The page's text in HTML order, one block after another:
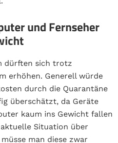
und Fernseher
dürften sich trotz
erhöhen. Generell würde
durch die Quarantäne
überschätzt, da Geräte
kaum ins Gewicht fallen
Situation über
man diese zwar